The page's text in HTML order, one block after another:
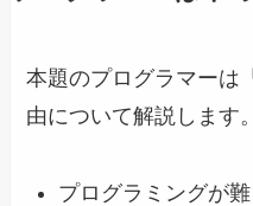
本題のプログラマーは
由について解説します。
プログラミングが